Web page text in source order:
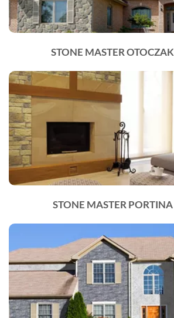
STONE MASTER OTOCZAK
STONE MASTER PORTINA